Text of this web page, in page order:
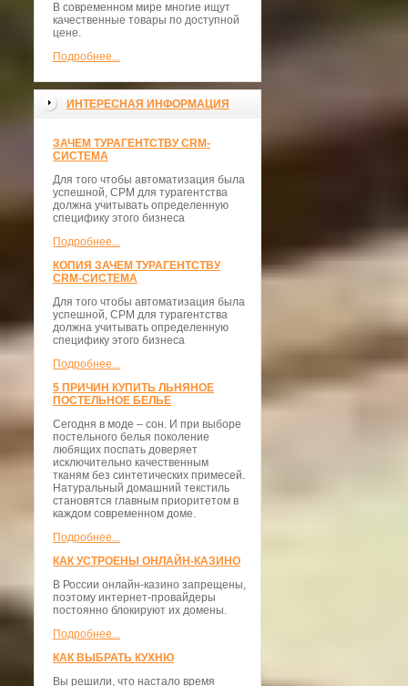
В современном мире многие ищут
качественные товары по доступной
цене.
Подробнее...
ИНТЕРЕСНАЯ ИНФОРМАЦИЯ
ЗАЧЕМ ТУРАГЕНТСТВУ CRM-
СИСТЕМА
Для того чтобы автоматизация была
успешной, СРМ для турагентства
должна учитывать определенную
специфику этого бизнеса
Подробнее...
КОПИЯ ЗАЧЕМ ТУРАГЕНТСТВУ
CRM-СИСТЕМА
Для того чтобы автоматизация была
успешной, СРМ для турагентства
должна учитывать определенную
специфику этого бизнеса
Подробнее...
5 ПРИЧИН КУПИТЬ ЛЬНЯНОЕ
ПОСТЕЛЬНОЕ БЕЛЬЕ
Сегодня в моде – сон. И при выборе
постельного белья поколение
любящих поспать доверяет
исключительно качественным
тканям без синтетических примесей.
Натуральный домашний текстиль
становятся главным приоритетом в
каждом современном доме.
Подробнее...
КАК УСТРОЕНЫ ОНЛАЙН-КАЗИНО
В России онлайн-казино запрещены,
поэтому интернет-провайдеры
постоянно блокируют их домены.
Подробнее...
КАК ВЫБРАТЬ КУХНЮ
Вы решили, что настало время